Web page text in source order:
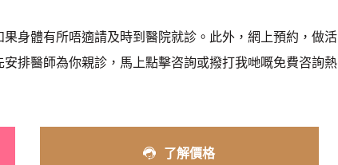
體有所唔適請及時到醫院就診。此外，網上預約，做活
排醫師為你親診，馬上點擊咨詢或撥打我哋嘅免費咨詢熱
了解價格